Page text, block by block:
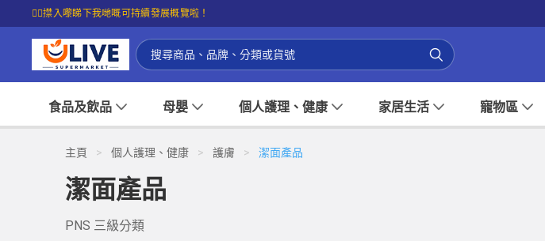
☝🏼㩒入嚟睇下我哋嘅可持續發展概覽啦！
食品及飲品 母嬰 個人護理、健康 家居生活 寵物區
主頁 > 個人護理、健康 > 護膚 > 潔面產品
潔面產品
PNS 三級分類